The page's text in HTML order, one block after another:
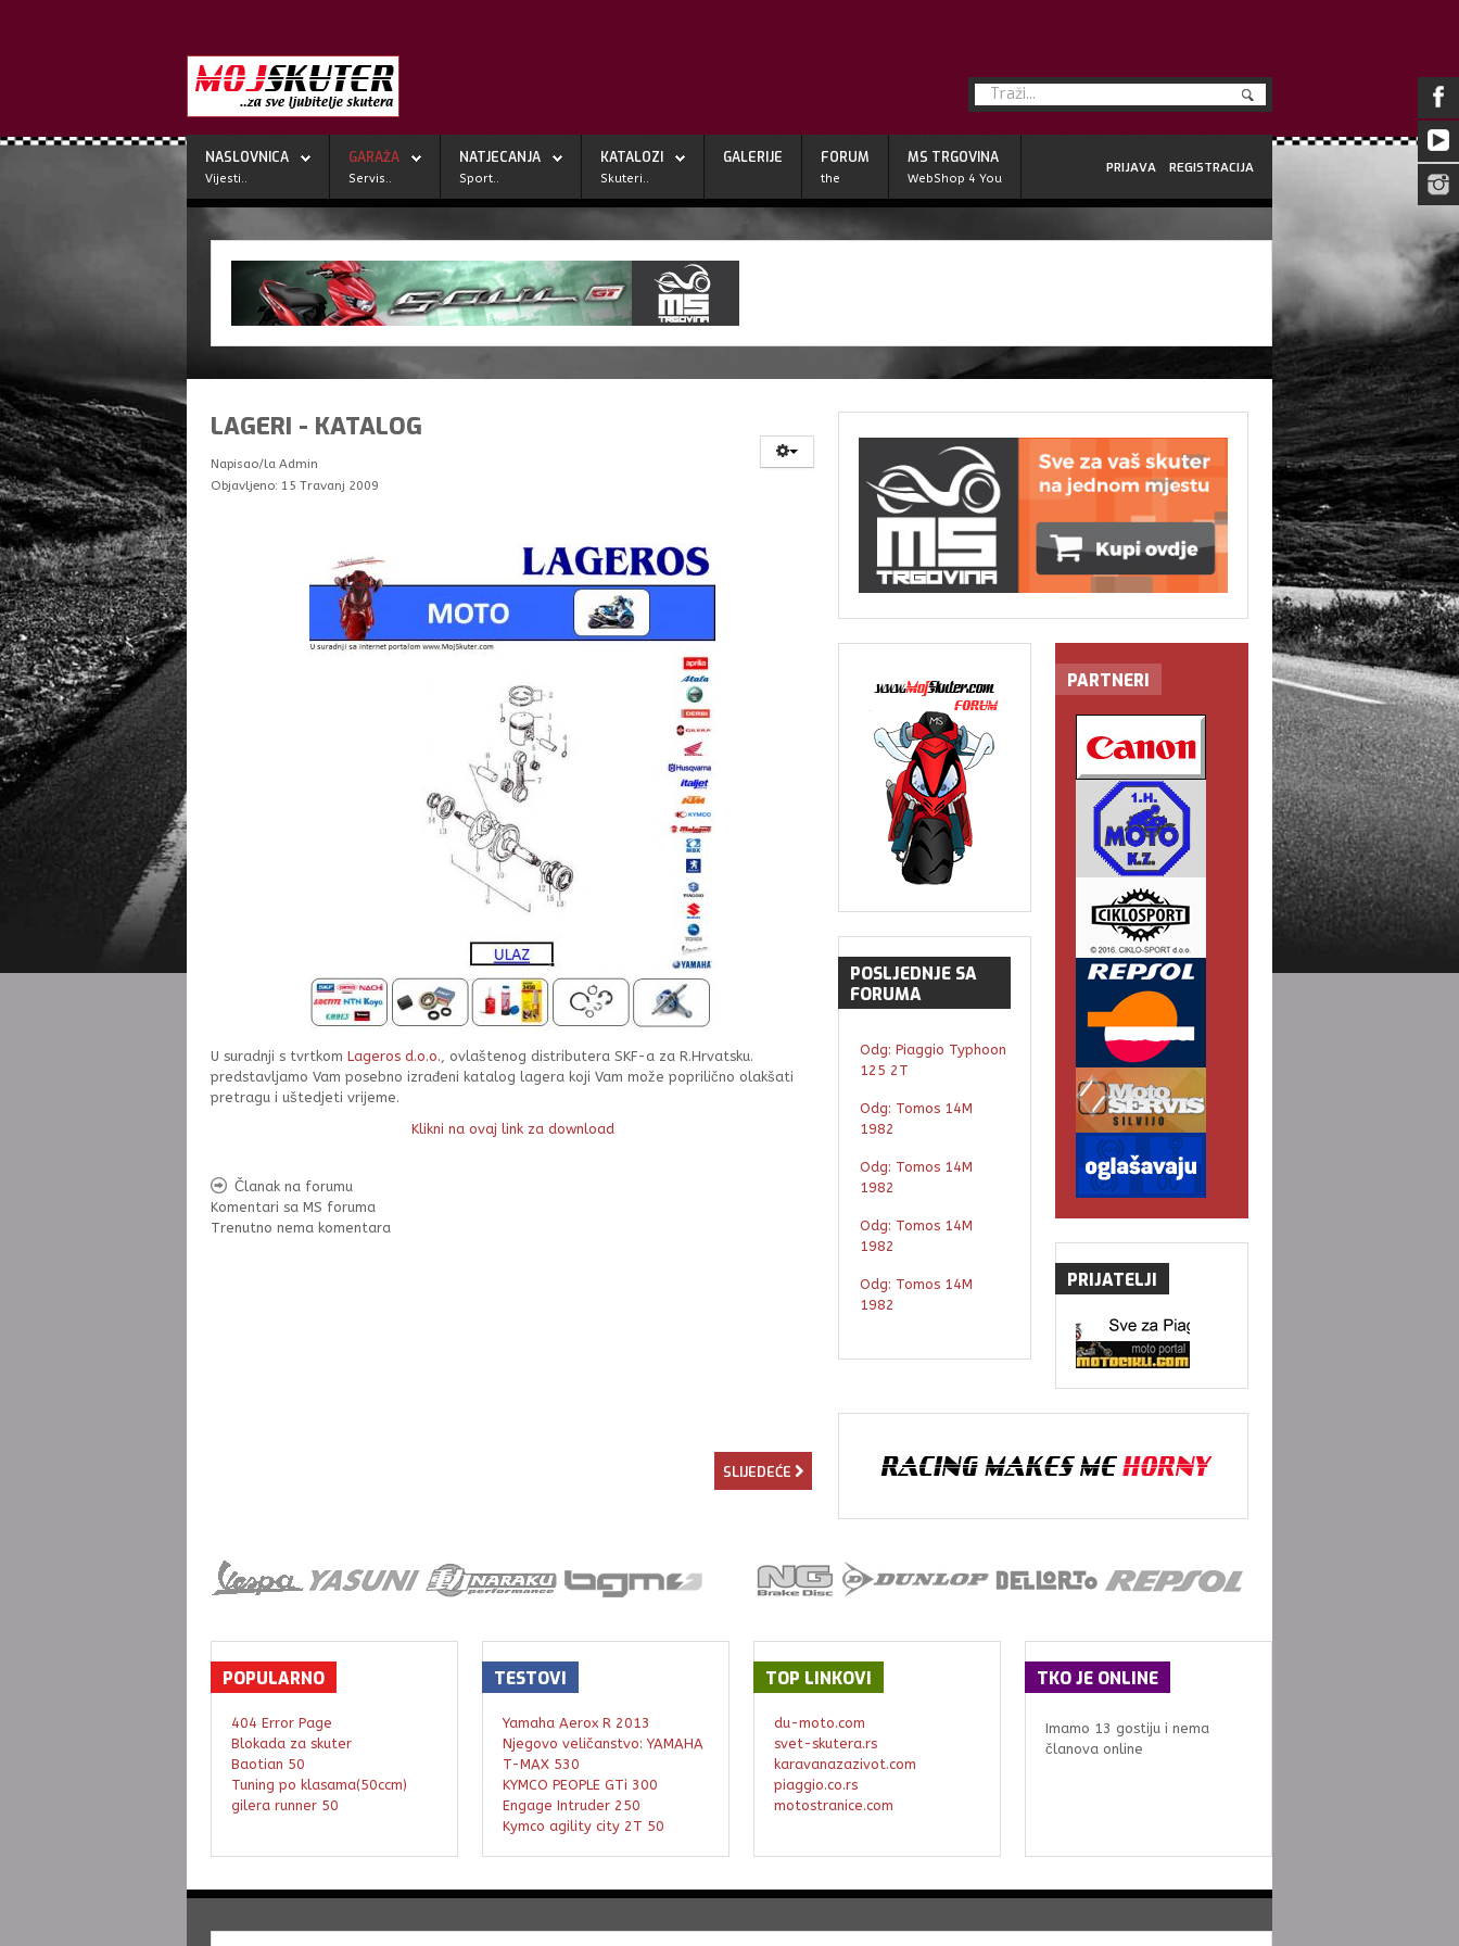
NASLOVNICA
Vijesti..
GARAŽA
Servis..
NATJECANJA
Sport..
KATALOZI
Skuteri..
GALERIJE FORUM
the
MS TRGOVINA
WebShop 4 You
REGISTRACIJA
PRIJAVA
LAGERI - KATALOG
Napisao/la Admin
Objavljeno: 15 Travanj 2009
U suradnji s tvrtkom Lageros d.o.o., ovlaštenog distributera SKF-a za R.Hrvatsku.
predstavljamo Vam posebno izrađeni katalog lagera koji Vam može poprilično olakšati
pretragu i uštedjeti vrijeme.
Klikni na ovaj link za download
Članak na forumu
Komentari sa MS foruma
Trenutno nema komentara
SLIJEDEĆE
POSLJEDNJE SA
FORUMA
Odg: Piaggio Typhoon
125 2T
Odg: Tomos 14M
1982
Odg: Tomos 14M
1982
Odg: Tomos 14M
1982
Odg: Tomos 14M
1982
PARTNERI
PRIJATELJI
POPULARNO
404 Error Page
Blokada za skuter
Baotian 50
Tuning po klasama(50ccm)
gilera runner 50
TESTOVI
Yamaha Aerox R 2013
Njegovo veličanstvo: YAMAHA
T-MAX 530
KYMCO PEOPLE GTi 300
Engage Intruder 250
Kymco agility city 2T 50
TOP LINKOVI
du-moto.com
svet-skutera.rs
karavanazazivot.com
piaggio.co.rs
motostranice.com
TKO JE ONLINE
Imamo 13 gostiju i nema
članova online